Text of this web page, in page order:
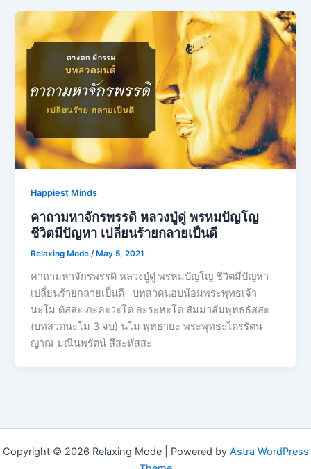
Happiest Minds
คาถามหาจักรพรรดิ​ หลวงปู่ดู่​ พรหม​ปัญโญ​
ชีวิตมีปัญหา เปลี่ยนร้ายกลายเป็นดี
Relaxing Mode/ May 5, 2021
คาถามหาจักรพรรดิ​ หลวงปู่ดู่​ พรหม​ปัญโญ​ ชีวิตมีปัญหา
เปลี่ยนร้ายกลายเป็นดี บทสวดนอบน้อมพระพุทธเจ้า
นะโม ตัสสะ ภะคะวะโต อะระหะโต สัมมาสัมพุทธธัสสะ
(บทสวดนะโม 3 จบ) นโม พุทธายะ พระพุทธะไตรรัตน
ญาณ มณีนพรัตน์ สีสะหัสสะ
Copyright © 2026 Relaxing Mode | Powered by Astra WordPress